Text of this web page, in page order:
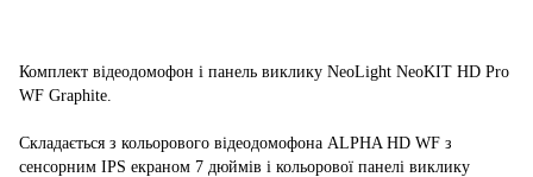
Комплект відеодомофон і панель виклику NeoLight NeoKIT HD Pro
WF Graphite.
Складається з кольорового відеодомофона ALPHA HD WF з
сенсорним IPS екраном 7 дюймів і кольорової панелі виклику